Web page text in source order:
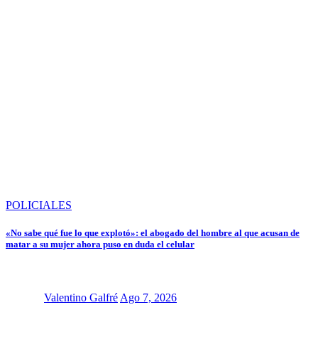
POLICIALES
«No sabe qué fue lo que explotó»: el abogado del hombre al que acusan de
matar a su mujer ahora puso en duda el celular
Valentino Galfré Ago 7, 2026